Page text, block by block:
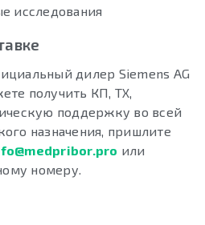
исследования
дилер Siemens AG
получить КП, ТХ,
поддержку во всей
назначения, пришлите
или
номеру.